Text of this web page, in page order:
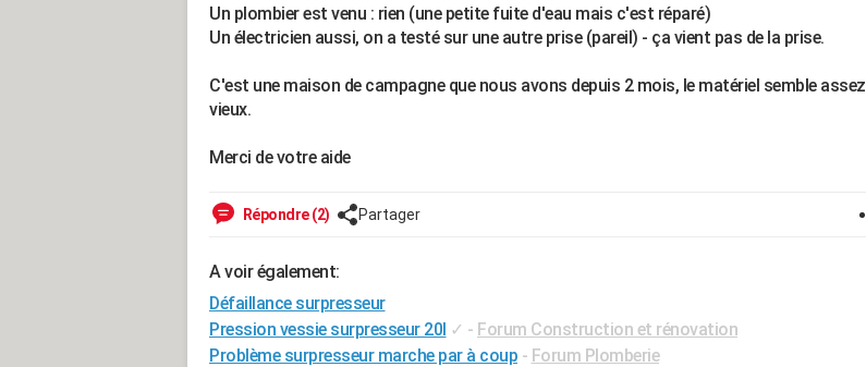
Un plombier est venu : rien (une petite fuite d'eau mais c'est réparé)
Un électricien aussi, on a testé sur une autre prise (pareil) - ça vient pas de la prise.
C'est une maison de campagne que nous avons depuis 2 mois, le matériel semble assez
vieux.
Merci de votre aide
Répondre (2) Partager
A voir également:
Défaillance surpresseur
Pression vessie surpresseur 20l ✓ - Forum Construction et rénovation
Problème surpresseur marche par à coup - Forum Plomberie